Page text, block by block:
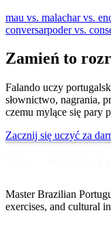
mau vs. malachar vs.
conversarpoder vs.
Zamień to
Falando uczy
słownictwo, nagrania,
czemu mylące się pary
Zacznij się uczyć za
Master Brazilian
exercises, and cultural